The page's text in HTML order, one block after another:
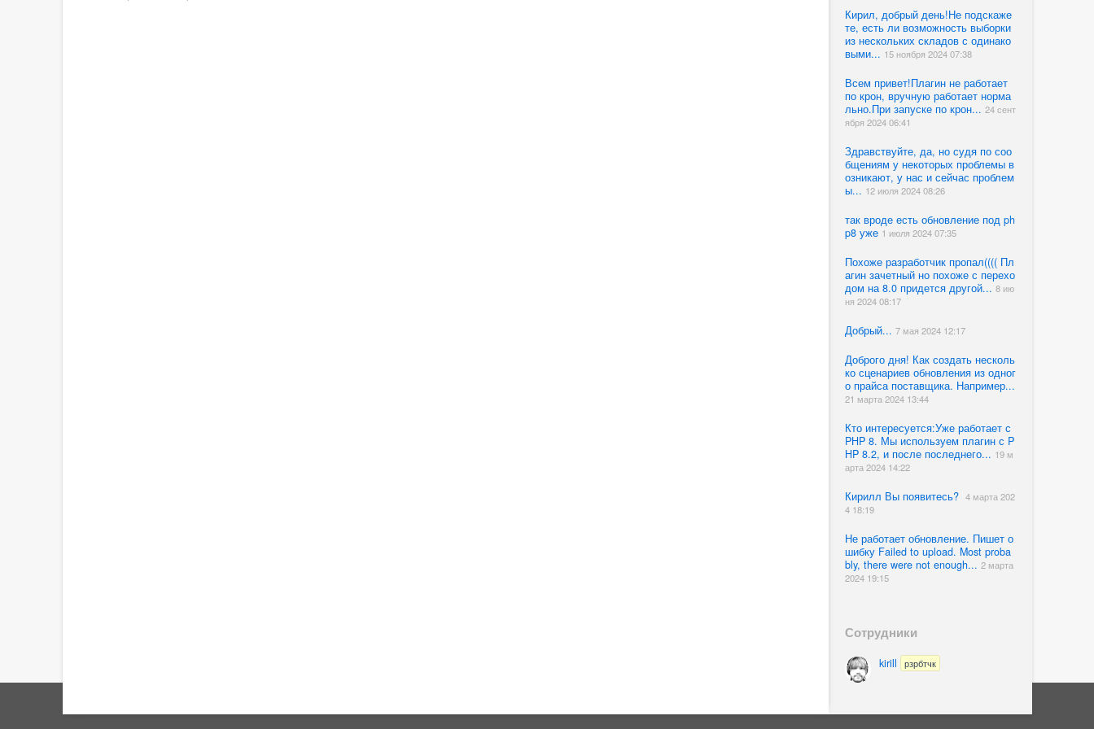
Кирил, добрый день!Не подскаже
те, есть ли возможность выборки
из нескольких складов с одинако
выми... 15 ноября 2024 07:38
Всем привет!Плагин не работает
по крон, вручную работает норма
льно.При запуске по крон... 24 сент
ября 2024 06:41
Здравствуйте, да, но судя по соо
бщениям у некоторых проблемы в
озникают, у нас и сейчас проблем
ы... 12 июля 2024 08:26
так вроде есть обновление под ph
p8 уже 1 июля 2024 07:35
Похоже разработчик пропал(((( Пл
агин зачетный но похоже с перехо
дом на 8.0 придется другой... 8 ию
ня 2024 08:17
Добрый... 7 мая 2024 12:17
Доброго дня! Как создать несколь
ко сценариев обновления из одног
о прайса поставщика. Например...
21 марта 2024 13:44
Кто интересуется:Уже работает с
PHP 8. Мы используем плагин с P
HP 8.2, и после последнего... 19 м
арта 2024 14:22
Кирилл Вы появитесь? 4 марта 202
4 18:19
Не работает обновление. Пишет о
шибку Failed to upload. Most proba
bly, there were not enough... 2 марта
2024 19:15
Сотрудники
kirill рзрбтчк